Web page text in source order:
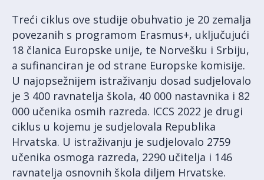
Treći ciklus ove studije obuhvatio je 20 zemalja
povezanih s programom Erasmus+, uključujući
18 članica Europske unije, te Norvešku i Srbiju,
a sufinanciran je od strane Europske komisije.
U najopsežnijem istraživanju dosad sudjelovalo
je 3 400 ravnatelja škola, 40 000 nastavnika i 82
000 učenika osmih razreda. ICCS 2022 je drugi
ciklus u kojemu je sudjelovala Republika
Hrvatska. U istraživanju je sudjelovalo 2759
učenika osmoga razreda, 2290 učitelja i 146
ravnatelja osnovnih škola diljem Hrvatske.